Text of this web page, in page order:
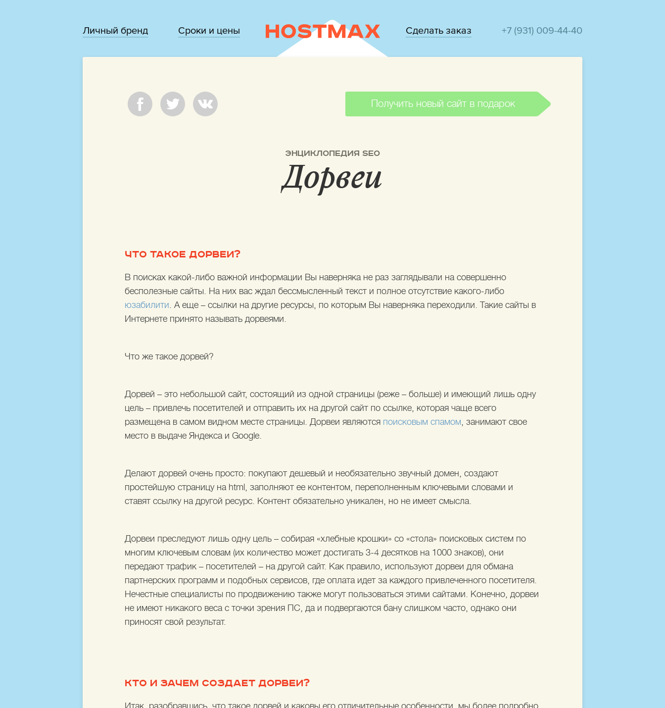
Личный бренд Сроки и цены Сделать заказ +7 (931) 009-44-40
Получить новый сайт в подарок
ЭНЦИКЛОПЕДИЯ SEO
Дорвеи
ЧТО ТАКОЕ ДОРВЕИ?
В поисках какой-либо важной информации Вы наверняка не раз заглядывали на совершенно
бесполезные сайты. На них вас ждал бессмысленный текст и полное отсутствие какого-либо
юзабилити. А еще – ссылки на другие ресурсы, по которым Вы наверняка переходили. Такие сайты в
Интернете принято называть дорвеями.
Что же такое дорвей?
Дорвей – это небольшой сайт, состоящий из одной страницы (реже – больше) и имеющий лишь одну
цель – привлечь посетителей и отправить их на другой сайт по ссылке, которая чаще всего
размещена в самом видном месте страницы. Дорвеи являются поисковым спамом, занимают свое
место в выдаче Яндекса и Google.
Делают дорвей очень просто: покупают дешевый и необязательно звучный домен, создают
простейшую страницу на html, заполняют ее контентом, переполненным ключевыми словами и
ставят ссылку на другой ресурс. Контент обязательно уникален, но не имеет смысла.
Дорвеи преследуют лишь одну цель – собирая «хлебные крошки» со «стола» поисковых систем по
многим ключевым словам (их количество может достигать 3-4 десятков на 1000 знаков), они
передают трафик – посетителей – на другой сайт. Как правило, используют дорвеи для обмана
партнерских программ и подобных сервисов, где оплата идет за каждого привлеченного посетителя.
Нечестные специалисты по продвижению также могут пользоваться этими сайтами. Конечно, дорвеи
не имеют никакого веса с точки зрения ПС, да и подвергаются бану слишком часто, однако они
приносят свой результат.
КТО И ЗАЧЕМ СОЗДАЕТ ДОРВЕИ?
Итак, разобравшись, что такое дорвей и каковы его отличительные особенности, мы более подробно